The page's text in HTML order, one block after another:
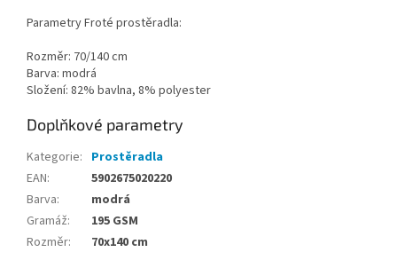
Parametry Froté prostěradla:
Rozměr: 70/140 cm
Barva: modrá
Složení: 82% bavlna, 8% polyester
Doplňkové parametry
Kategorie: Prostěradla
EAN:
5902675020220
Barva:
modrá
Gramáž:
195 GSM
Rozměr: 70x140 cm